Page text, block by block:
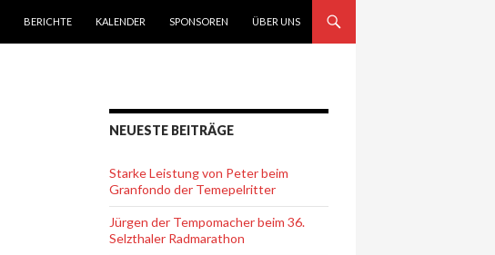
BERICHTE KALENDER SPONSOREN ÜBER UNS
NEUESTE BEITRÄGE
Starke Leistung von Peter beim
Granfondo der Temepelritter
Jürgen der Tempomacher beim 36.
Selzthaler Radmarathon